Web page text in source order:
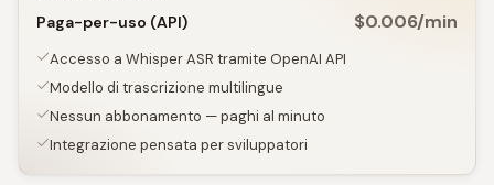
Paga-per-uso (API) $0.006/min
Accesso a Whisper ASR tramite OpenAI API
Modello di trascrizione multilingue
Nessun abbonamento — paghi al minuto
Integrazione pensata per sviluppatori